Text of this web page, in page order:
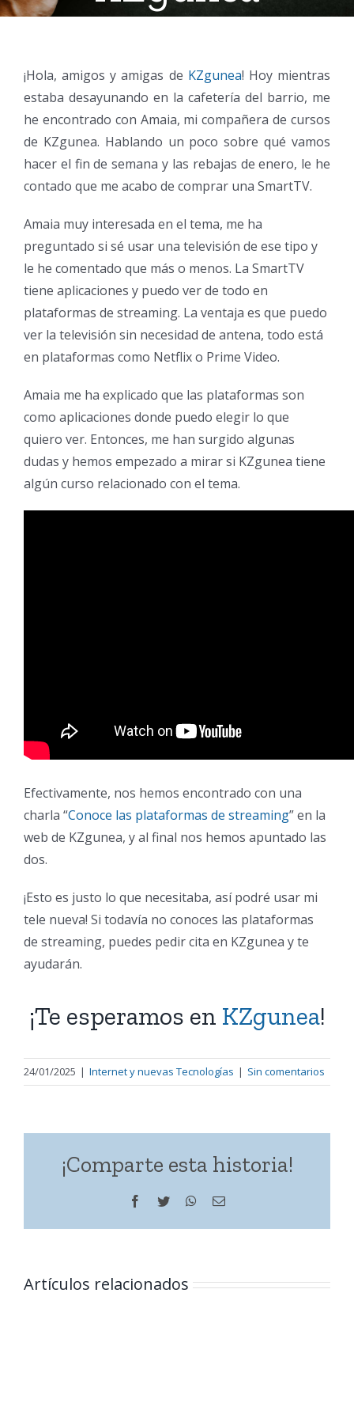
¡Hola, amigos y amigas de KZgunea! Hoy mientras
estaba desayunando en la cafetería del barrio, me
he encontrado con Amaia, mi compañera de cursos
de KZgunea. Hablando un poco sobre qué vamos
hacer el fin de semana y las rebajas de enero, le he
contado que me acabo de comprar una SmartTV.
Amaia muy interesada en el tema, me ha
preguntado si sé usar una televisión de ese tipo y
le he comentado que más o menos. La SmartTV
tiene aplicaciones y puedo ver de todo en
plataformas de streaming. La ventaja es que puedo
ver la televisión sin necesidad de antena, todo está
en plataformas como Netflix o Prime Video.
Amaia me ha explicado que las plataformas son
como aplicaciones donde puedo elegir lo que
quiero ver. Entonces, me han surgido algunas
dudas y hemos empezado a mirar si KZgunea tiene
algún curso relacionado con el tema.
Efectivamente, nos hemos encontrado con una
charla “Conoce las plataformas de streaming” en la
web de KZgunea, y al final nos hemos apuntado las
dos.
¡Esto es justo lo que necesitaba, así podré usar mi
tele nueva! Si todavía no conoces las plataformas
de streaming, puedes pedir cita en KZgunea y te
ayudarán.
¡Te esperamos en KZgunea!
24/01/2025 | Internet y nuevas Tecnologías | Sin comentarios
¡Comparte esta historia!
Facebook
Twitter WhatsApp
Correo
Artículos relacionados